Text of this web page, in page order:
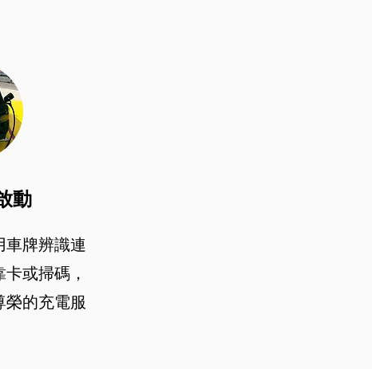
動
車牌辨識連
或掃碼，
榮的充電服